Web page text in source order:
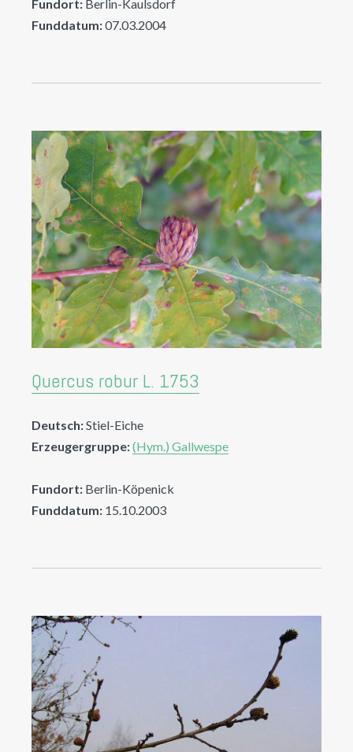
Fundort: Berlin-Kaulsdorf
Funddatum:07.03.2004
Quercus robur L. 1753
Deutsch:Stiel-Eiche
Erzeugergruppe:(Hym.) Gallwespe
Fundort: Berlin-Köpenick
Funddatum: 15.10.2003